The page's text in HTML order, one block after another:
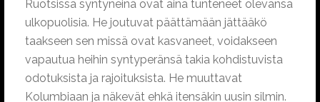
Ruotsissa syntyneinä ovat aina tunteneet olevansa
ulkopuolisia. He joutuvat päättämään jättääkö
taakseen sen missä ovat kasvaneet, voidakseen
vapautua heihin syntyperänsä takia kohdistuvista
odotuksista ja rajoituksista. He muuttavat
Kolumbiaan ja näkevät ehkä itensäkin uusin silmin.